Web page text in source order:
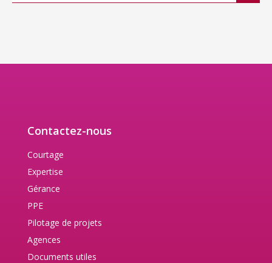
Contactez-nous
Courtage
Expertise
Gérance
PPE
Pilotage de projets
Agences
Documents utiles